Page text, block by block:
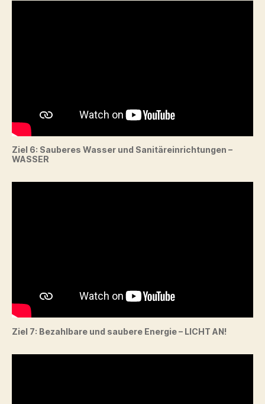
Ziel 6: Sauberes Wasser und Sanitäreinrichtungen –
WASSER
Ziel 7: Bezahlbare und saubere Energie – LICHT AN!